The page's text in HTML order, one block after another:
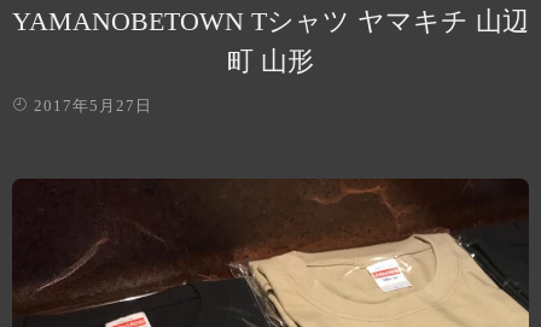
YAMANOBETOWN Tシャツ ヤマキチ 山辺
町 山形
2017年5月27日